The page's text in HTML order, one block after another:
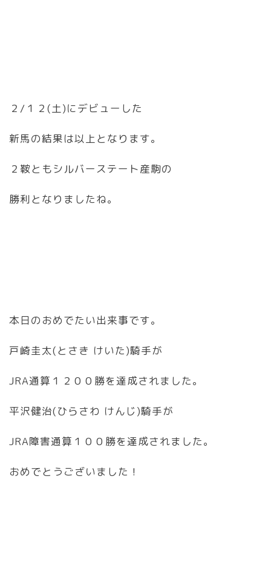
２/１２(土)にデビューした
新馬の結果は以上となります。
２鞍ともシルバーステート産駒の
勝利となりましたね。
本日のおめでたい出来事です。
戸崎圭太(とさき けいた)騎手が
JRA通算１２００勝を達成されました。
平沢健治(ひらさわ けんじ)騎手が
JRA障害通算１００勝を達成されました。
おめでとうございました！